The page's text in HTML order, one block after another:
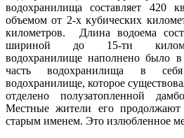
водохранилища составляет 420
объемом от 2-х кубических
километров. Длина водоема
шириной до 15-ти
водохранилище наполнено было в
часть водохранилища в
водохранилище, которое
отделено полузатопленной
Местные жители его
старым именем. Это излюбленное